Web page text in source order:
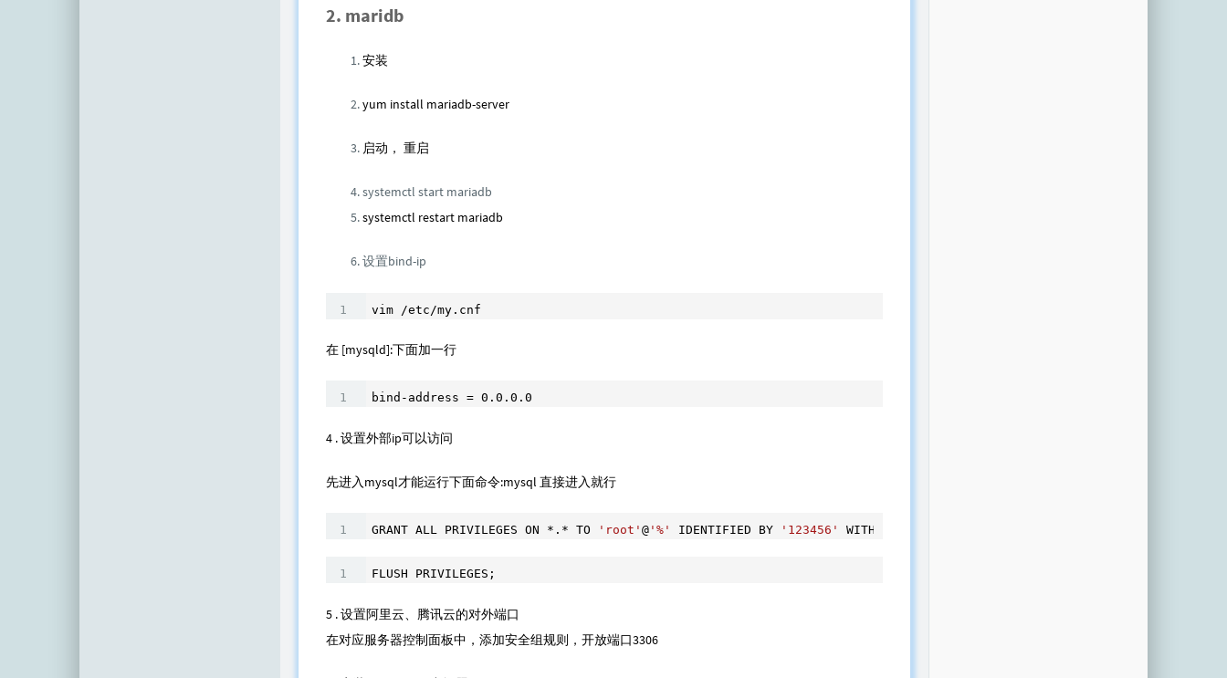
2. maridb
安装
yum install mariadb-server
启动， 重启
systemctl start mariadb
systemctl restart mariadb
设置bind-ip
vim /etc/my.cnf
在 [mysqld]:下面加一行
bind-address = 0.0 .0 .0
4 . 设置外部ip可以访问
先进入mysql才能运行下面命令:mysql 直接进入就行
GRANT ALL PRIVILEGES ON *.* TO 'root' @ '%' IDENTIFIED BY '123456' WITH GRANT OPTION;
FLUSH PRIVILEGES;
5 . 设置阿里云、腾讯云的对外端口
在对应服务器控制面板中，添加安全组规则，开放端口3306